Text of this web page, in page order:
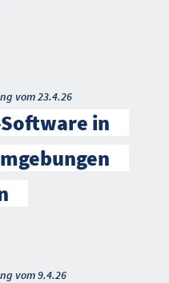
vom 23.4.26
in
vom 9.4.26